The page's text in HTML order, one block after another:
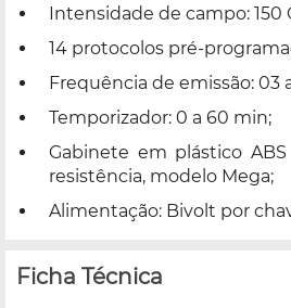
Intensidade de campo: 150
14 protocolos pré-
Frequência de emissão: 03
Temporizador: 0 a 60 min;
Gabinete em plástico
resistência, modelo Mega;
Alimentação: Bivolt por
Ficha Técnica